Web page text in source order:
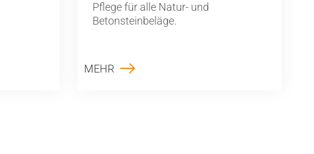
Pflege für alle Natur- und
Betonsteinbeläge.
MEHR